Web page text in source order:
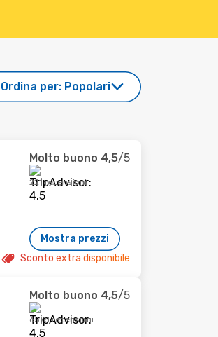
Ordina per: Popolari
Molto buono 4,5/5
221 recensioni
Mostra prezzi
Sconto extra disponibile
Molto buono 4,5/5
6578 recensioni